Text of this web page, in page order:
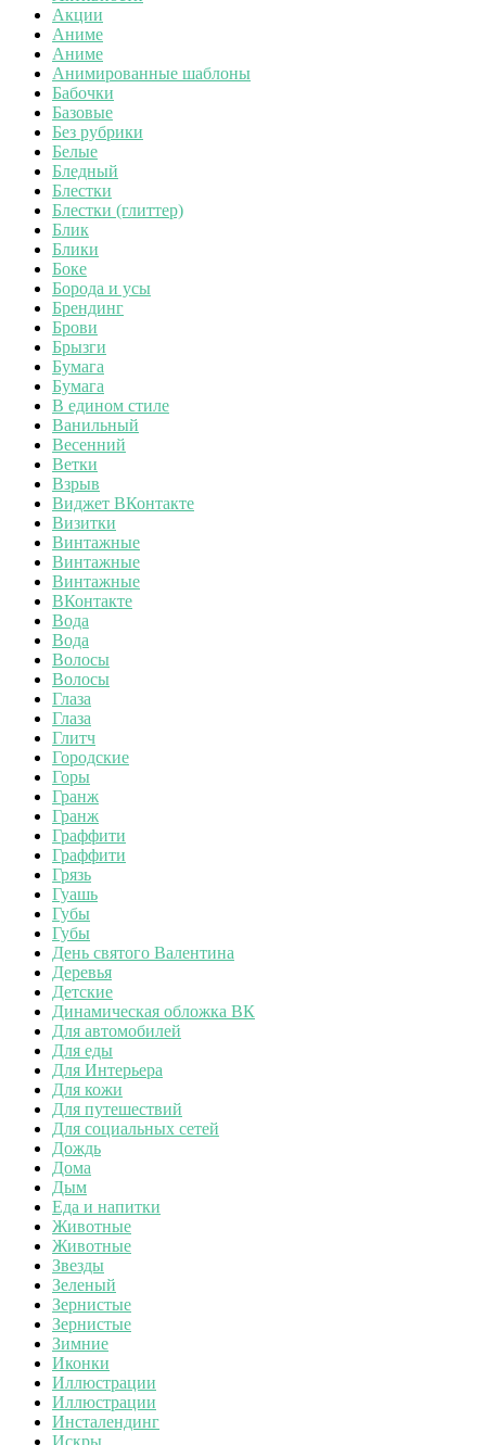
Акции
Аниме
Аниме
Анимированные шаблоны
Бабочки
Базовые
Без рубрики
Белые
Бледный
Блестки
Блестки (глиттер)
Блик
Блики
Боке
Борода и усы
Брендинг
Брови
Брызги
Бумага
Бумага
В едином стиле
Ванильный
Весенний
Ветки
Взрыв
Виджет ВКонтакте
Визитки
Винтажные
Винтажные
Винтажные
ВКонтакте
Вода
Вода
Волосы
Волосы
Глаза
Глаза
Глитч
Городские
Горы
Гранж
Гранж
Граффити
Граффити
Грязь
Гуашь
Губы
Губы
День святого Валентина
Деревья
Детские
Динамическая обложка ВК
Для автомобилей
Для еды
Для Интерьера
Для кожи
Для путешествий
Для социальных сетей
Дождь
Дома
Дым
Еда и напитки
Животные
Животные
Звезды
Зеленый
Зернистые
Зернистые
Зимние
Иконки
Иллюстрации
Иллюстрации
Инсталендинг
Искры